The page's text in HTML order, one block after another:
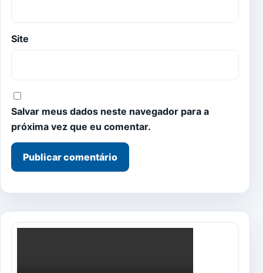
Site
Salvar meus dados neste navegador para a
próxima vez que eu comentar.